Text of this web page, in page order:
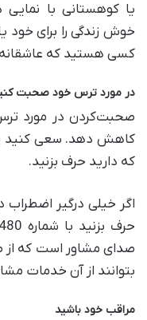
یا کوهستانی با
خوش زندگی را برای خود
کسی هستید که عاشقانه
در مورد ترس خود صحبت
صحبت‌کردن در مورد
کاهش دهد. سعی کنید
که دارید حرف بزنید.
اگر خیلی درگیر
صدای مشاور است که از
بتوانند از آن خدمات
مراقب خود باشید